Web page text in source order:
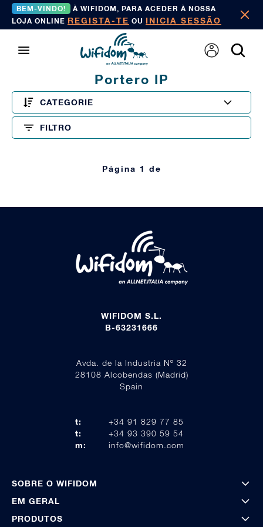
BEM-VINDO!
À WIFIDOM, PARA ACEDER À NOSSA
LOJA ONLINE REGISTA-TE OU INICIA SESSÃO
Portero IP
CATEGORIE
FILTRO
Página 1 de
WIFIDOM S.L.
B-63231666
Avda. de la Industria Nº 32
28108 Alcobendas (Madrid)
Spain
t:
+34 91 829 77 85
t:
+34 93 390 59 54
m:
info@wifidom.com
SOBRE O WIFIDOM
EM GERAL
PRODUTOS